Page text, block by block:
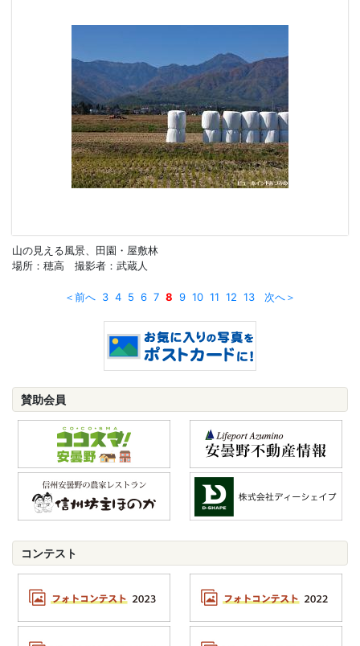
山の見える風景、田園・屋敷林
場所：穂高 撮影者：武蔵人
＜前へ 3 4 5 6 7 8 9 10 11 12 13 次へ＞
賛助会員
コンテスト